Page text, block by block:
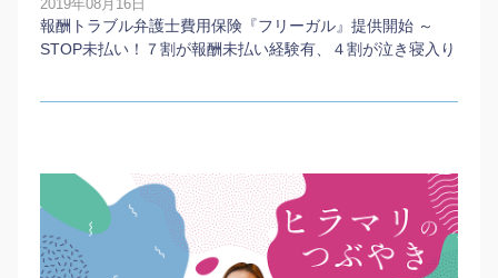
2019年08月16日
報酬トラブル弁護士費用保険『フリーガル』提供開始 ～
STOP未払い！７割が報酬未払い経験有、４割が泣き寝入り